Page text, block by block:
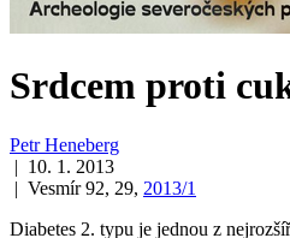
Srdcem proti
Petr Heneberg
| 10. 1. 2013
| Vesmír 92, 29, 2013/1
Diabetes 2. typu je jednou z